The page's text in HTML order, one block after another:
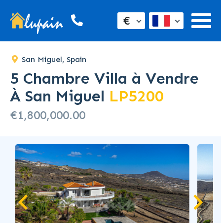
€
San Miguel, Spain
5 Chambre Villa à Vendre
À San Miguel LP5200
€1,800,000.00
SOLD